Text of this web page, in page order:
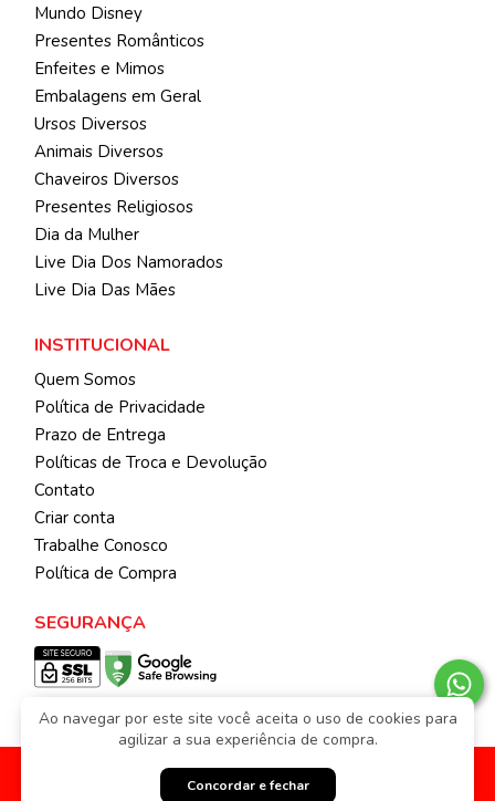
Ao navegar por este site você aceita o uso de cookies para
agilizar a sua experiência de compra.
Concordar e fechar
Mundo Disney
Presentes Românticos
Enfeites e Mimos
Embalagens em Geral
Ursos Diversos
Animais Diversos
Chaveiros Diversos
Presentes Religiosos
Dia da Mulher
Live Dia Dos Namorados
Live Dia Das Mães
INSTITUCIONAL
Quem Somos
Política de Privacidade
Prazo de Entrega
Políticas de Troca e Devolução
Contato
Criar conta
Trabalhe Conosco
Política de Compra
SEGURANÇA
pelaWeethub |Política de Privacidade